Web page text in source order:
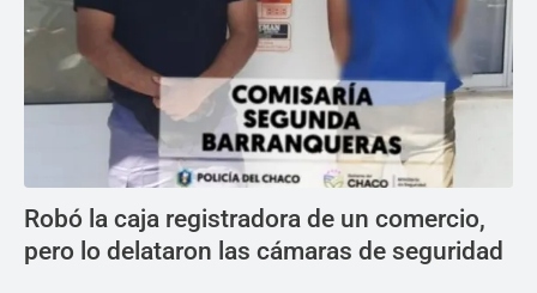
Robó la caja registradora de un comercio,
pero lo delataron las cámaras de seguridad